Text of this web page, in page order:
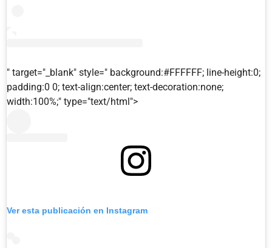
" target="_blank" style=" background:#FFFFFF; line-height:0;
padding:0 0; text-align:center; text-decoration:none;
width:100%;" type="text/html">
Ver esta publicación en Instagram